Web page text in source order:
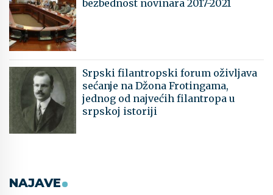
bezbednost novinara 2017-2021
Srpski filantropski forum oživljava
sećanje na Džona Frotingama,
jednog od najvećih filantropa u
srpskoj istoriji
NAJAVE